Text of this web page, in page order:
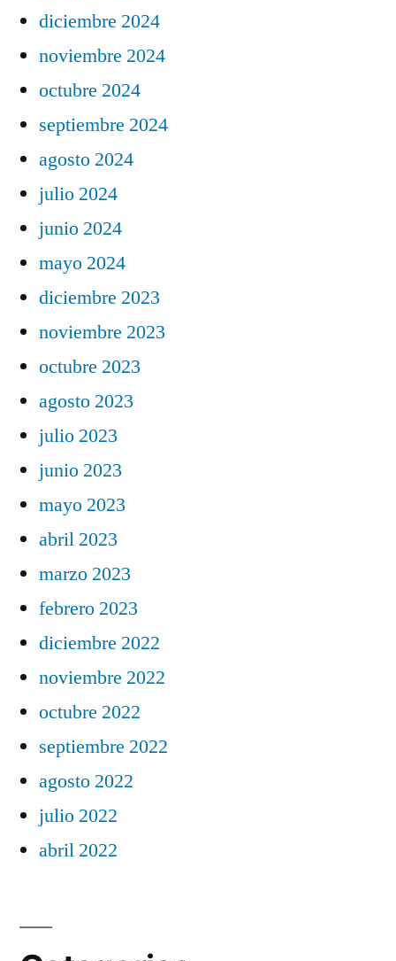
diciembre 2024
noviembre 2024
octubre 2024
septiembre 2024
agosto 2024
julio 2024
junio 2024
mayo 2024
diciembre 2023
noviembre 2023
octubre 2023
agosto 2023
julio 2023
junio 2023
mayo 2023
abril 2023
marzo 2023
febrero 2023
diciembre 2022
noviembre 2022
octubre 2022
septiembre 2022
agosto 2022
julio 2022
abril 2022